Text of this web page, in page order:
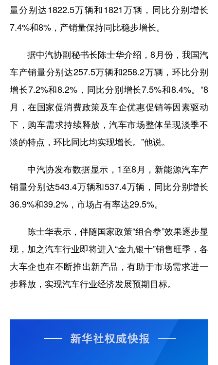
访谈 视频 图片 政务
法律 中央文件 金融
食品 人居 信息化 数字经济
学术中国 乡村振兴 银龄 溯源中国
城市 旅游 能源 会展
彩票 娱乐 时尚 悦读
公益 一带一路 亚太网 上市公司
地方频道
北京 天津 河北
辽宁 吉林 上海 江苏
浙江 安徽 福建 江西
山东 河南 湖北 湖南
甘肃 青海
量分别达1822.5万辆和1821万辆，同比分别增长
7.4%和8%，产销量保持同比稳步增长。
据中汽协副秘书长陈士华介绍，8月份，我国汽
车产销量分别达257.5万辆和258.2万辆，环比分别
增长7.2%和8.2%，同比分别增长7.5%和8.4%。“8
月，在国家促消费政策及车企优惠促销等因素驱动
下，购车需求持续释放，汽车市场整体呈现淡季不
淡的特点，环比同比均实现增长。”他说。
中汽协发布数据显示，1至8月，新能源汽车产
销量分别达543.4万辆和537.4万辆，同比分别增长
36.9%和39.2%，市场占有率达29.5%。
陈士华表示，伴随国家政策“组合拳”效果逐步显
现，加之汽车行业即将进入“金九银十”销售旺季，各
大车企也在不断推出新产品，有助于市场需求进一
步释放，实现汽车行业经济发展预期目标。